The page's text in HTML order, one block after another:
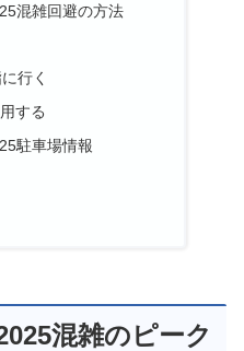
混雑回避の方法
行く
する
駐車場情報
混雑のピーク